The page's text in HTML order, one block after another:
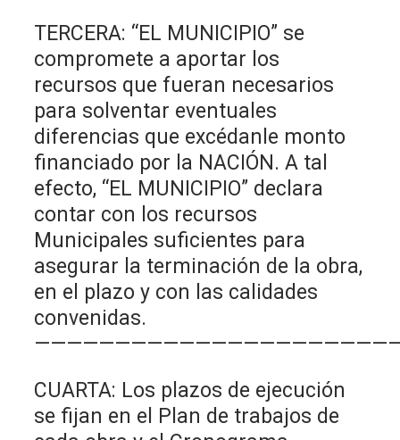
TERCERA: “EL MUNICIPIO” se
compromete a aportar los
recursos que fueran necesarios
para solventar eventuales
diferencias que excédanle monto
financiado por la NACIÓN. A tal
efecto, “EL MUNICIPIO” declara
contar con los recursos
Municipales suficientes para
asegurar la terminación de la obra,
en el plazo y con las calidades
convenidas.
CUARTA: Los plazos de ejecución
se fijan en el Plan de trabajos de